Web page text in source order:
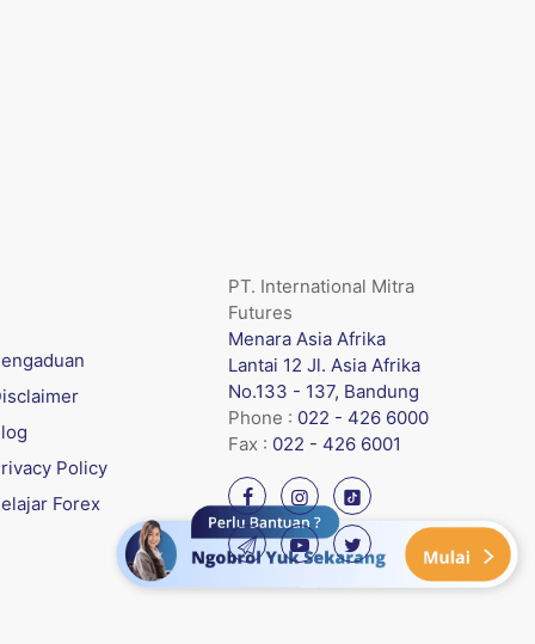
Policy
Forex
PT. International Mitra
Futures
Menara Asia Afrika
Lantai 12 Jl. Asia Afrika
No.133 - 137, Bandung
Phone : 022 - 426 6000
Fax : 022 - 426 6001